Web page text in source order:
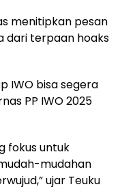
menitipkan pesan
dari terpaan hoaks
IWO bisa segera
PP IWO 2025
fokus untuk
mudahan
ujar Teuku